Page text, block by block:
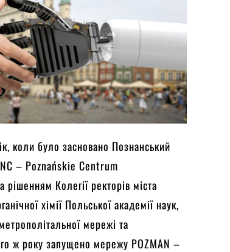
коли було засновано Познанський
– Poznańskie Centrum
Колегії ректорів міста
хімії Польської академії наук,
мережі та
ж року запущено мережу POZMAN –